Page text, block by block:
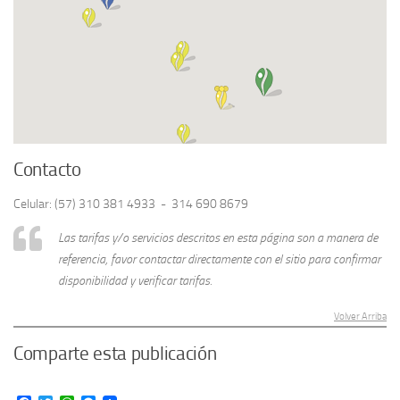
Contacto
Celular: (57) 310 381 4933 - 314 690 8679
Las tarifas y/o servicios descritos en esta página son a manera de
referencia, favor contactar directamente con el sitio para confirmar
disponibilidad y verificar tarifas.
Volver Arriba
Comparte esta publicación